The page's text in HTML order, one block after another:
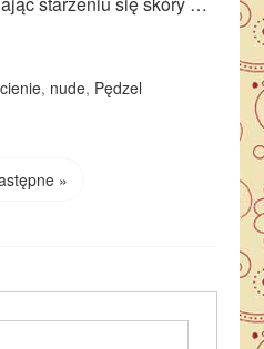
cienie, nude, Pędzel
»